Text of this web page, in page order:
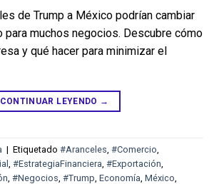
de Trump a México podrían cambiar
para muchos negocios. Descubre cómo
y qué hacer para minimizar el
CONTINUAR LEYENDO →
| Etiquetado #Aranceles #Comercio
#EstrategiaFinanciera #Exportación
#Negocios #Trump Economía México